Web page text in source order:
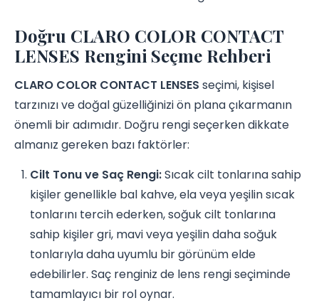
Doğru CLARO COLOR CONTACT
LENSES Rengini Seçme Rehberi
CLARO COLOR CONTACT LENSES seçimi, kişisel
tarzınızı ve doğal güzelliğinizi ön plana çıkarmanın
önemli bir adımıdır. Doğru rengi seçerken dikkate
almanız gereken bazı faktörler:
Cilt Tonu ve Saç Rengi:Sıcak cilt tonlarına sahip
kişiler genellikle bal kahve, ela veya yeşilin sıcak
tonlarını tercih ederken, soğuk cilt tonlarına
sahip kişiler gri, mavi veya yeşilin daha soğuk
tonlarıyla daha uyumlu bir görünüm elde
edebilirler. Saç renginiz de lens rengi seçiminde
tamamlayıcı bir rol oynar.